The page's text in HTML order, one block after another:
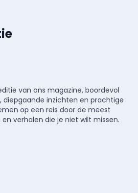
van ons magazine, boordevol
diepgaande inzichten en prachtige
op een reis door de meest
verhalen die je niet wilt missen.